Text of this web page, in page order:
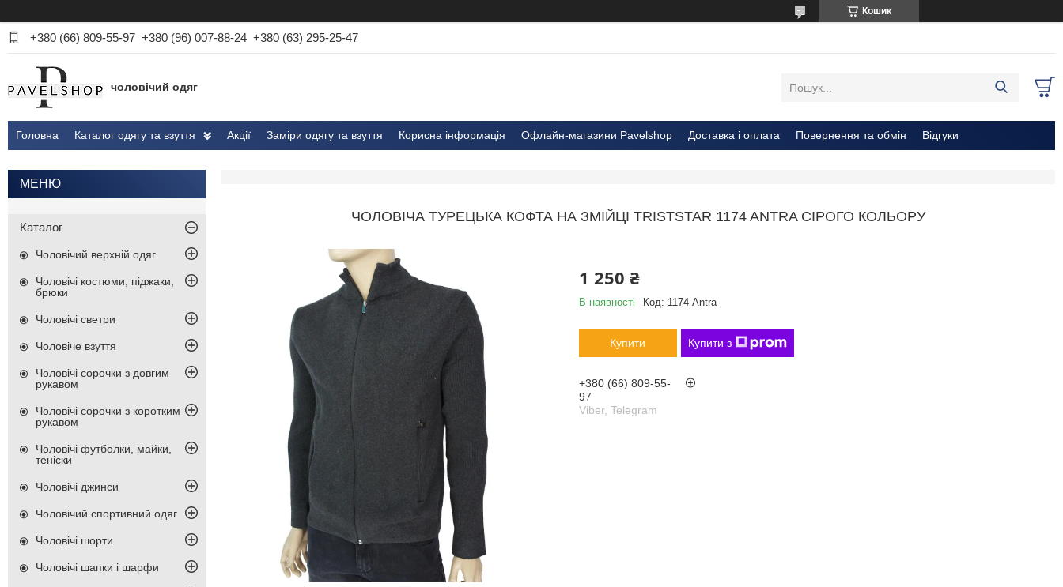
Кошик
+380 (66) 809-55-97 +380 (96) 007-88-24 +380 (63) 295-25-47
чоловічий одяг
Головна Каталог одягу та взуття Акції Заміри одягу та взуття Корисна інформація Офлайн-магазини Pavelshop Доставка і оплата Повернення та обмін Відгуки
ЧОЛОВІЧА ТУРЕЦЬКА КОФТА НА ЗМІЙЦІ TRISTSTAR 1174 ANTRA СІРОГО КОЛЬОРУ
1 250 ₴
В наявності Код: 1174 Antra
Купити Купити з
+380 (66) 809-55-
97
Viber, Telegram
Каталог
Чоловічий верхній одяг
Чоловічі костюми, піджаки,
брюки
Чоловічі светри
Чоловіче взуття
Чоловічі сорочки з довгим
рукавом
Чоловічі сорочки з коротким
рукавом
Чоловічі футболки, майки,
теніски
Чоловічі джинси
Чоловічий спортивний одяг
Чоловічі шорти
Чоловічі шапки і шарфи